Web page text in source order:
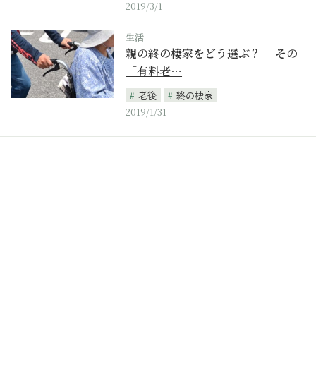
2019/3/1
生活
親の終の棲家をどう選ぶ？｜ その
「有料老…
老後
終の棲家
2019/1/31